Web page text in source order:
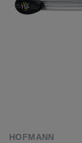
HOFMANN